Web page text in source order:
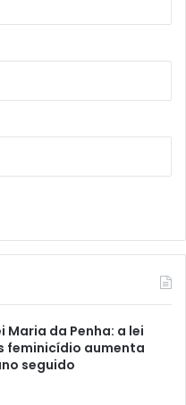
Maria da Penha: a lei
feminicídio aumenta
seguido